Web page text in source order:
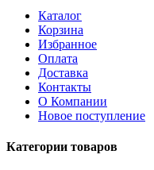
Каталог
Корзина
Избранное
Оплата
Доставка
Контакты
О Компании
Новое поступление
Категории товаров